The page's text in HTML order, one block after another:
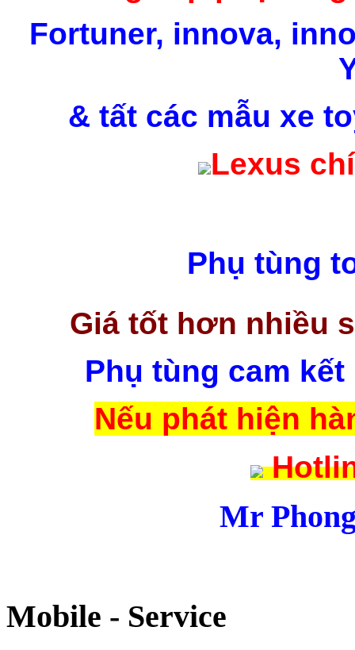
Fortuner, innova,
& tất các mẫu xe
Lexus
Phụ tùng
Giá tốt hơn nhiều
Phụ tùng cam
Nếu phát hiện
Mr
Mobile - Service